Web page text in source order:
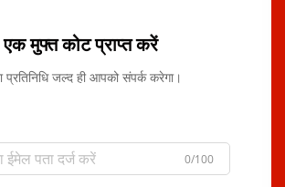
एक मुफ्त कोट प्राप्त करें
प्रतिनिधि जल्द ही आपको संपर्क करेगा।
0/100